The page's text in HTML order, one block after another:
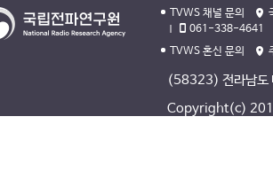
TVWS 채널 문의
061-338-4641
TVWS 혼신 문의
(58323) 전라남도
Copyright(c)